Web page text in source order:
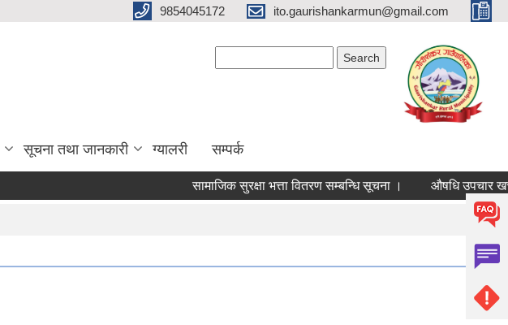
9854045172 ito.gaurishankarmun@gmail.com
सूचना तथा जानकारी ग्यालरी सम्पर्क
सामाजिक सुरक्षा भत्ता वितरण सम्बन्धि सूचना । औषधि उपचार खर्च